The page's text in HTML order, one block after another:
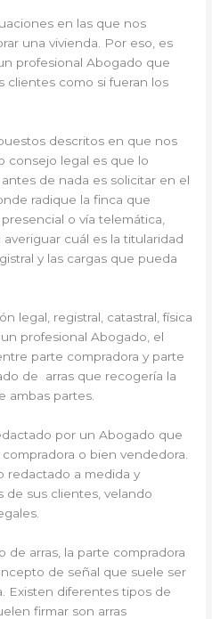
en las que nos
una vivienda. Por eso, es
profesional Abogado que
clientes como si fueran los
descritos en que nos
consejo legal es que lo
de nada es solicitar en el
radique la finca que
o vía telemática,
cuál es la titularidad
y las cargas que pueda
legal, registral, catastral, física
profesional Abogado, el
parte compradora y parte
de arras que recogería la
ambas partes.
por un Abogado que
o bien vendedora.
redactado a medida y
de sus clientes, velando
de arras, la parte compradora
de señal que suele ser
Existen diferentes tipos de
firmar son arras